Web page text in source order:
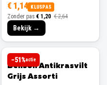
€ 1,14 KLUSPAS
Zonder pas € 1,20 € 2,64
Bekijk →
−51%actie
BENSON
Benson Antikrasvilt
Grijs Assorti